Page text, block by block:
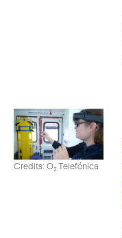
Credits: O2Telefónica